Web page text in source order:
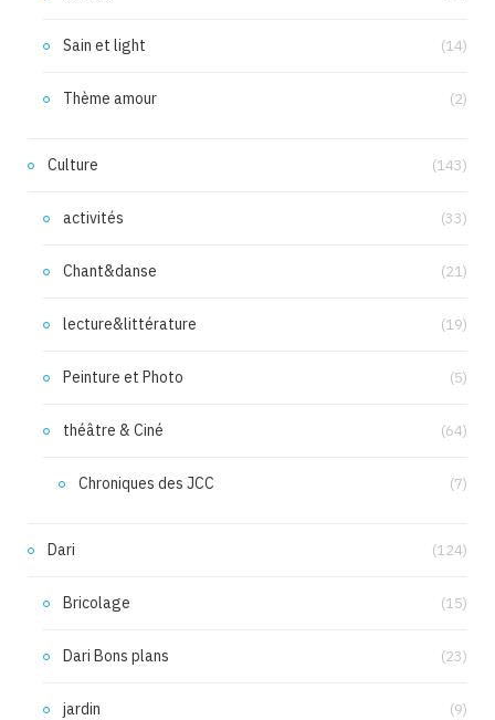
Sain et light (14)
Thème amour (2)
Culture (143)
activités (33)
Chant&danse (21)
lecture&littérature (19)
Peinture et Photo (5)
théâtre & Ciné (64)
Chroniques des JCC (7)
Dari (124)
Bricolage (15)
Dari Bons plans (23)
jardin (9)